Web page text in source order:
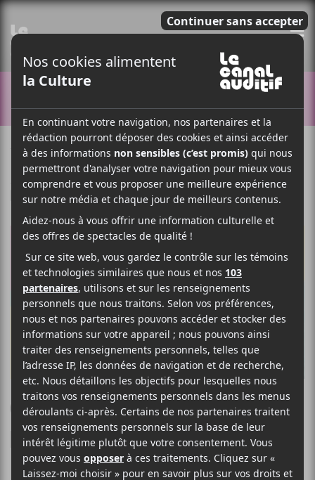
7 FÉVRIER 2018
PARARTICLE SPONSORISÉ
/ FRANCOPHONE
F
A
C
E
O
O
K
T
W
I
T
E
R
P
A
R
T
G
E
R
Gagnez une paire de
passes pour les
Francouvertes 2018